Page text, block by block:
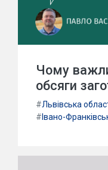
Чому
обсяги
#Львівська
# Івано-